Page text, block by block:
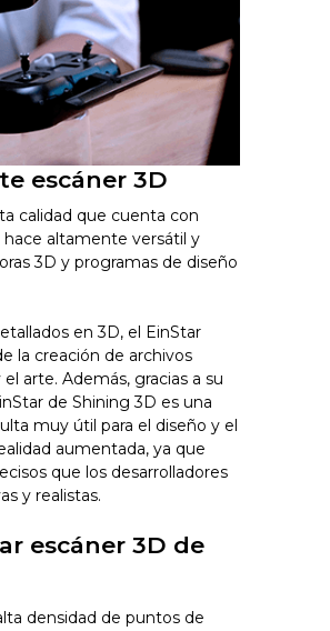
escáner 3D
calidad que cuenta con
altamente versátil y
3D y programas de diseño
en 3D, el EinStar
la creación de archivos
arte. Además, gracias a su
de Shining 3D es una
muy útil para el diseño y el
aumentada, ya que
que los desarrolladores
y realistas.
escáner 3D de
densidad de puntos de